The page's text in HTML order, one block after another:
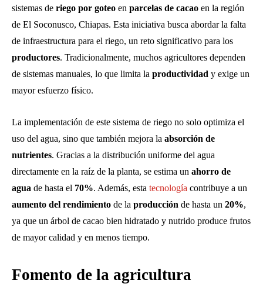
sistemas de riego por goteo en parcelas de cacao en la región
de El Soconusco, Chiapas. Esta iniciativa busca abordar la falta
de infraestructura para el riego, un reto significativo para los
productores. Tradicionalmente, muchos agricultores dependen
de sistemas manuales, lo que limita la productividad y exige un
mayor esfuerzo físico.
La implementación de este sistema de riego no solo optimiza el
uso del agua, sino que también mejora la absorción de
nutrientes. Gracias a la distribución uniforme del agua
directamente en la raíz de la planta, se estima un ahorro de
agua de hasta el 70%. Además, esta tecnología contribuye a un
aumento del rendimiento de la producción de hasta un 20%,
ya que un árbol de cacao bien hidratado y nutrido produce frutos
de mayor calidad y en menos tiempo.
Fomento de la agricultura